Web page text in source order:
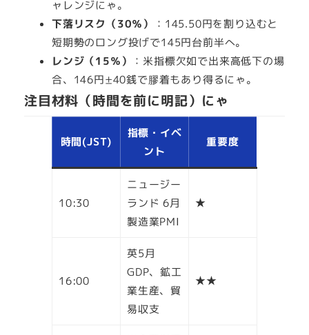
ャレンジにゃ。
下落リスク（30％）
：145.50円を割り込むと
短期勢のロング投げで145円台前半へ。
レンジ（15％）
：米指標欠如で出来高低下の場
合、146円±40銭で膠着もあり得るにゃ。
注目材料（時間を前に明記）にゃ
時間(JST)
指標・イベ
ント
重要度
10:30
ニュージー
ランド 6月
製造業PMI
★
16:00
英5月
GDP、鉱工
業生産、貿
易収支
★★